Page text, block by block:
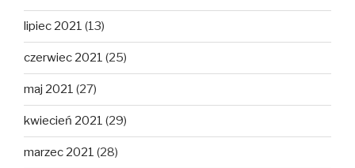
lipiec 2021 (13)
czerwiec 2021 (25)
maj 2021 (27)
kwiecień 2021 (29)
marzec 2021 (28)